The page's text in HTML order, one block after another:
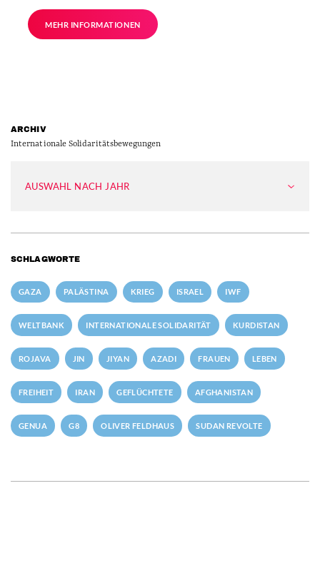
MEHR INFORMATIONEN
ARCHIV
Internationale Solidaritätsbewegungen
AUSWAHL NACH JAHR
SCHLAGWORTE
GAZA PALÄSTINA KRIEG ISRAEL IWF
WELTBANK INTERNATIONALE SOLIDARITÄT KURDISTAN
ROJAVA JIN JIYAN AZADI FRAUEN LEBEN
FREIHEIT IRAN GEFLÜCHTETE AFGHANISTAN
GENUA G8 OLIVER FELDHAUS SUDAN REVOLTE